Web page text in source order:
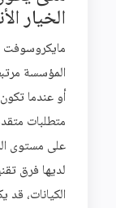
الخيار
مايكروسوفت
المؤسسة
أو عندما
متطلبات
على مستوى
لديها فرق
الكيانات، قد